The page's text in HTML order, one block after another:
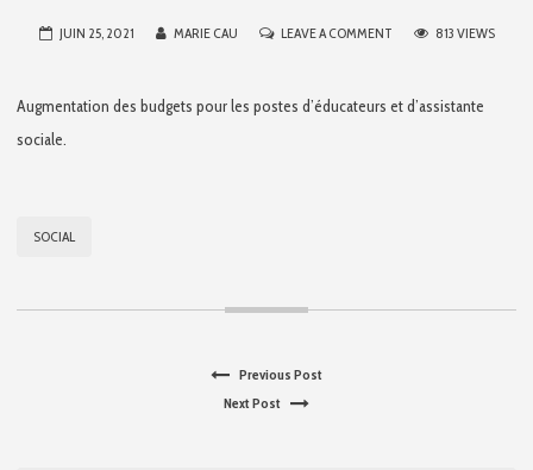
JUIN 25, 2021 MARIE CAU LEAVE A COMMENTON
BUDGETS
813 VIEWS
Augmentation des budgets pour les postes d’éducateurs et d’assistante
sociale.
SOCIAL
Previous PostPrevious
Next Post
Next